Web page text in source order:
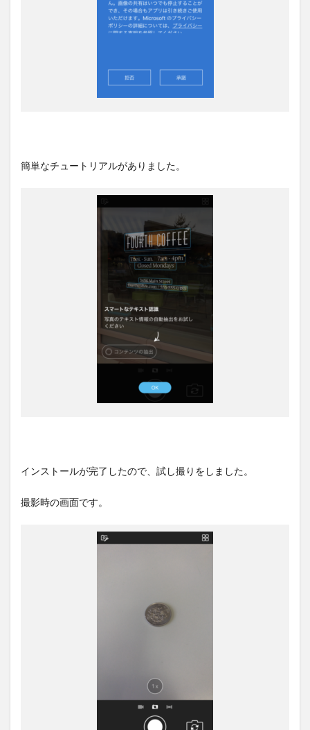
簡単なチュートリアルがありました。
インストールが完了したので、試し撮りをしました。
撮影時の画面です。